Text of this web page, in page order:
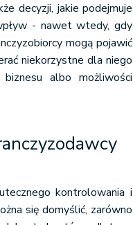
decyzji, jakie podejmuje
- nawet wtedy, gdy
mogą pojawić
niekorzystne dla niego
albo możliwości
kontrolowania i
się domyślić, zarówno